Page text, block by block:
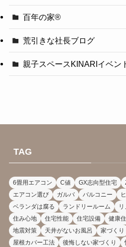
百年の家®️
荒引きな社長ブログ
親子スペースKINARIイベン
TAG
6畳用エアコン C値 GX志向型住宅
エアコン選び
ガルバ バルコニー
ベランダは腐る
ランドリールーム
住み心地
住宅性能 住宅設備 健康
地震対策
天井がないお風呂 家づくり
屋根カバー工法
後悔しない家づくり